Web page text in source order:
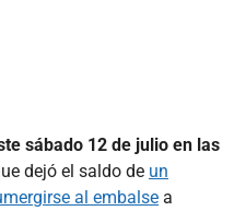
sábado 12 de julio en las
dejó el saldo de un
al embalse a